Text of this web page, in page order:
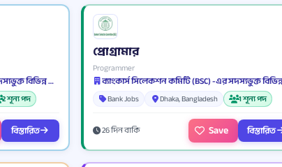
ব্যাংকার্স সিলেকশন কমিটি (BSC) -এর সদস্যভুক্ত বিভিন্ন ব্যাংক ও আর্থিক প্রতিষ্ঠান
2 শূন্য পদ
বিস্তারিত
প্রোগ্রামার
Programmer
Bank Jobs Dhaka, Bangladesh 1 শূন্য পদ
26 দিন বাকি Save বিস্তারিত